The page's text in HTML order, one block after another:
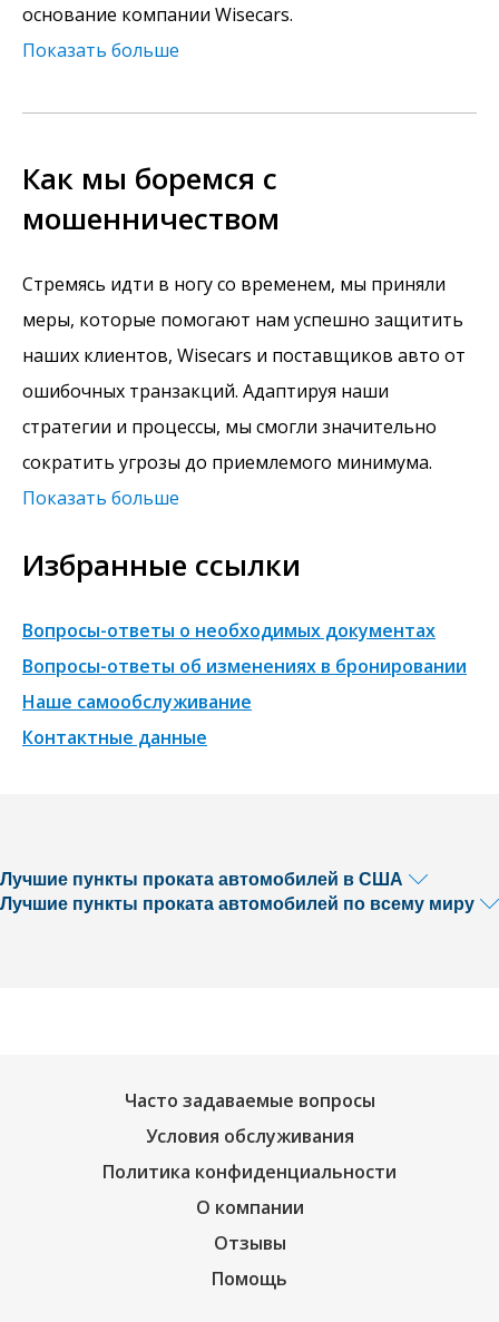
основание компании Wisecars.
Показать больше
Как мы боремся с
мошенничеством
Стремясь идти в ногу со временем, мы приняли
меры, которые помогают нам успешно защитить
наших клиентов, Wisecars и поставщиков авто от
ошибочных транзакций. Адаптируя наши
стратегии и процессы, мы смогли значительно
сократить угрозы до приемлемого минимума.
Показать больше
Избранные ссылки
Вопросы-ответы о необходимых документах
Вопросы-ответы об изменениях в бронировании
Наше самообслуживание
Контактные данные
Лучшие пункты проката автомобилей в США
Лучшие пункты проката автомобилей по всему миру
Часто задаваемые вопросы
Условия обслуживания
Политика конфиденциальности
О компании
Отзывы
Помощь